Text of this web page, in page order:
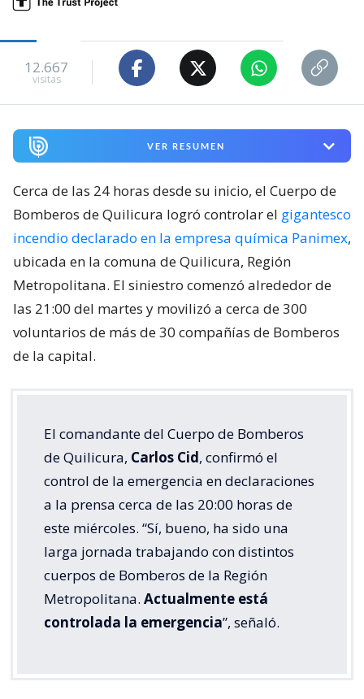
12.667
visitas
VER RESUMEN
Cerca de las 24 horas desde su inicio, el Cuerpo de
Bomberos de Quilicura logró controlar el gigantesco
incendio declarado en la empresa química Panimex,
ubicada en la comuna de Quilicura, Región
Metropolitana. El siniestro comenzó alrededor de
las 21:00 del martes y movilizó a cerca de 300
voluntarios de más de 30 compañías de Bomberos
de la capital.
El comandante del Cuerpo de Bomberos
de Quilicura, Carlos Cid, confirmó el
control de la emergencia en declaraciones
a la prensa cerca de las 20:00 horas de
este miércoles. “Sí, bueno, ha sido una
larga jornada trabajando con distintos
cuerpos de Bomberos de la Región
Metropolitana. Actualmente está
controlada la emergencia”, señaló.